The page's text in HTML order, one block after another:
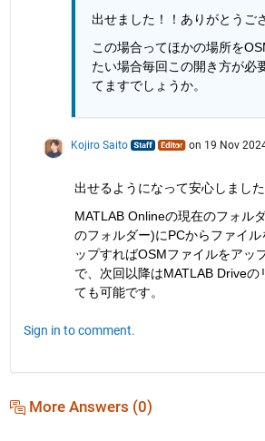
出せました！！ありがとうご
この場合ってほかの場所を
たい場合毎回この開き方が必
てますでしょうか。
Kojiro Saito on 19 Nov
出せるようになって安心しました
MATLAB Onlineの現在のフォル
のフォルダー)にPCからファイル
ップすればOSMファイルをアッ
で、次回以降はMATLAB Driveの
ても可能です。
Sign in to comment.
More Answers (0)